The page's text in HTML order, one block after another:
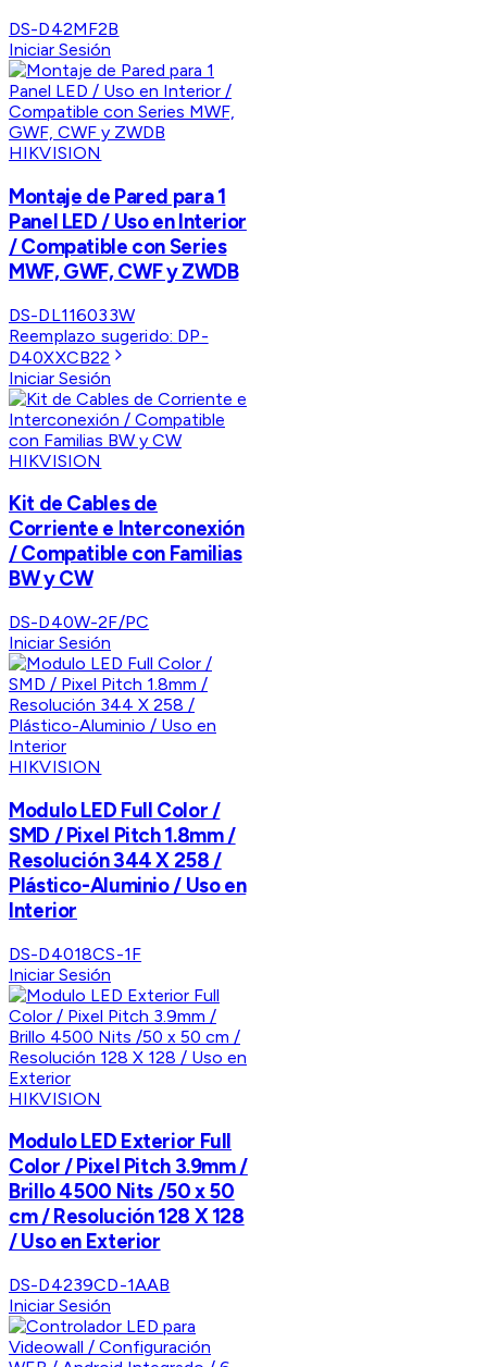
DS-D42MF2B
Iniciar Sesión
HIKVISION
Montaje de Pared para 1
Panel LED / Uso en Interior
/ Compatible con Series
MWF, GWF, CWF y ZWDB
DS-DL116033W
Reemplazo sugerido: DP-
D40XXCB22
Iniciar Sesión
HIKVISION
Kit de Cables de
Corriente e Interconexión
/ Compatible con Familias
BW y CW
DS-D40W-2F/PC
Iniciar Sesión
HIKVISION
Modulo LED Full Color /
SMD / Pixel Pitch 1.8mm /
Resolución 344 X 258 /
Plástico-Aluminio / Uso en
Interior
DS-D4018CS-1F
Iniciar Sesión
HIKVISION
Modulo LED Exterior Full
Color / Pixel Pitch 3.9mm /
Brillo 4500 Nits /50 x 50
cm / Resolución 128 X 128
/ Uso en Exterior
DS-D4239CD-1AAB
Iniciar Sesión